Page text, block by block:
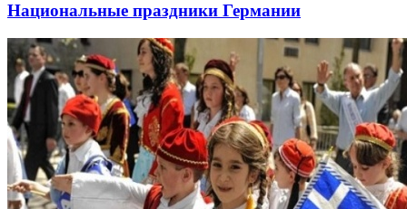
Национальные праздники Германии